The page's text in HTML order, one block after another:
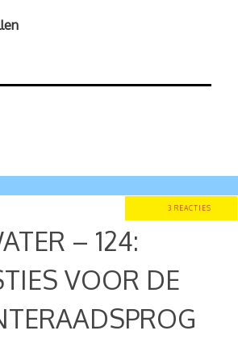
3 REACTIES
– 124:
VOOR DE